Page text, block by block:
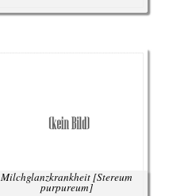
Milchglanzkrankheit[Stereum
purpureum]